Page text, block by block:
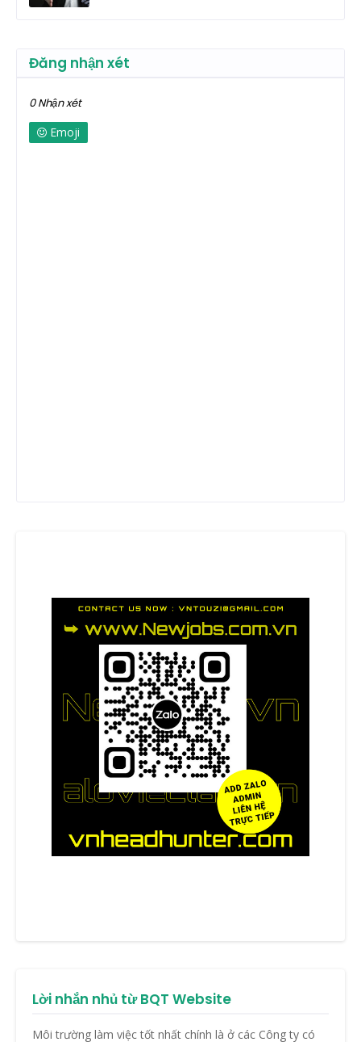
Đăng nhận xét
0 Nhận xét
Emoji
Lời nhắn nhủ từ BQT Website
Môi trường làm việc tốt nhất chính là ở các Công ty có